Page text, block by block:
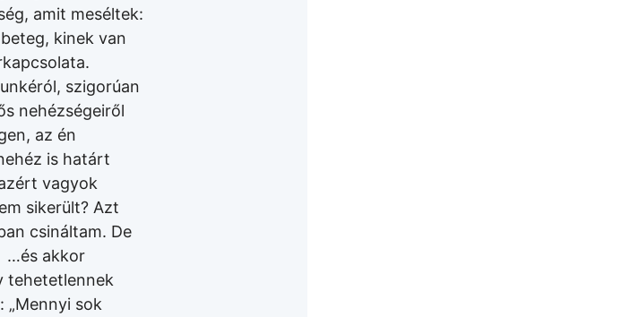
amit meséltek:
kinek van
szigorúan
nehézségeiről
az én
is határt
vagyok
sikerült? Azt
csináltam. De
akkor
tehetetlennek
„Mennyi sok